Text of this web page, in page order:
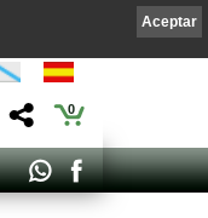
0
Aceptar